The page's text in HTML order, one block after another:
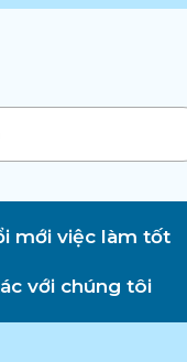
mới việc làm tốt
với chúng tôi